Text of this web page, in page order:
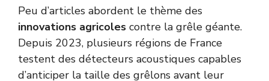
Peu d’articles abordent le thème des
innovations agricoles contre la grêle géante.
Depuis 2023, plusieurs régions de France
testent des détecteurs acoustiques capables
d’anticiper la taille des grêlons avant leur